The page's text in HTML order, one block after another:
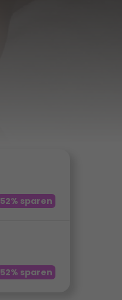
52% sparen
52% sparen